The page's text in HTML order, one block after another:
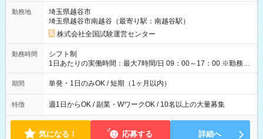
例】 ・河合塾模擬試験 8:30～17:30（休憩1時間） 時給1,300円
×8時間＝日収10,400円＋交通費 ※当日の役割により時給＋100
円の場合あり ・国家試験 7:00～13:30（休憩なし） 時給1,300
円（役割手当＋100円）×6時間＝日収8,400円＋交通費 【試用期
間】試用期間なし
勤務地
埼玉県越谷市
埼玉県越谷市南越谷（最寄り駅：南越谷駅）
株式会社全国試験運営センター
勤務時間
シフト制
1日あたりの実働時間：最大7時間/日 09：00～17：00 ※勤務時
間は 試験により異なります。
期間 単発・1日のみOK / 短期（1ヶ月以内）
特徴 週1日からOK / 副業・WワークOK / 10名以上の大量募集
気になる！ 応募する 詳細へ